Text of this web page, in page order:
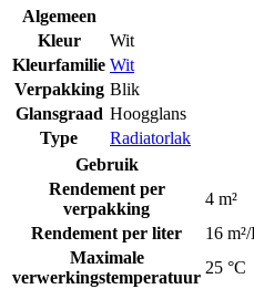
Algemeen
Kleur
Wit
Kleurfamilie Wit
Verpakking Blik
Glansgraad Hoogglans
Type
Radiatorlak
Gebruik
Rendement per
verpakking
4 m²
Rendement per liter
16
Maximale
verwerkingstemperatuur
25 °C